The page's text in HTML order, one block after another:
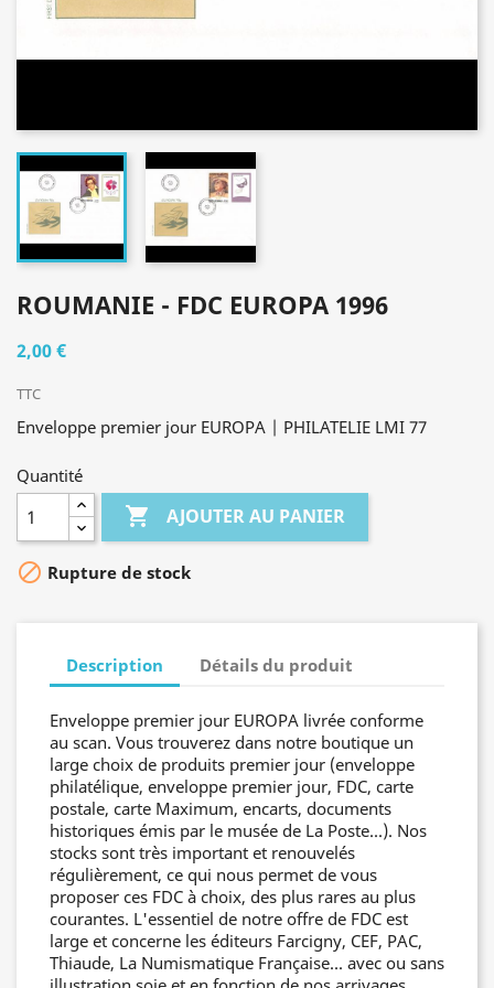
ROUMANIE - FDC EUROPA 1996
2,00 €
TTC
Enveloppe premier jour EUROPA | PHILATELIE LMI 77
Quantité
 AJOUTER AU PANIER
 Rupture de stock
Description Détails du produit
Enveloppe premier jour EUROPA livrée conforme
au scan. Vous trouverez dans notre boutique un
large choix de produits premier jour (enveloppe
philatélique, enveloppe premier jour, FDC, carte
postale, carte Maximum, encarts, documents
historiques émis par le musée de La Poste...). Nos
stocks sont très important et renouvelés
régulièrement, ce qui nous permet de vous
proposer ces FDC à choix, des plus rares au plus
courantes. L'essentiel de notre offre de FDC est
large et concerne les éditeurs Farcigny, CEF, PAC,
Thiaude, La Numismatique Française... avec ou sans